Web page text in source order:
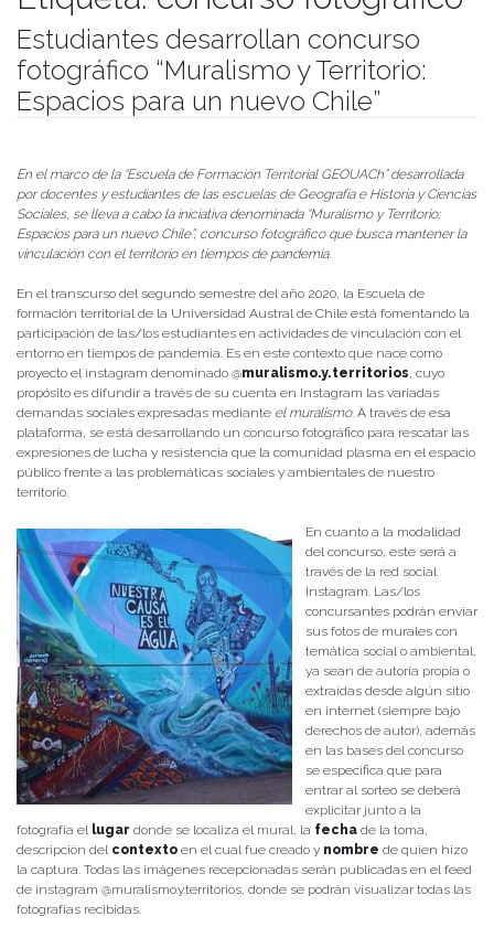
Estudiantes desarrollan concurso
fotográfico “Muralismo y Territorio:
Espacios para un nuevo Chile”
En el marco de la “Escuela de Formación Territorial GEOUACh” desarrollada
por docentes y estudiantes de las escuelas de Geografía e Historia y Ciencias
Sociales, se lleva a cabo la iniciativa denominada “Muralismo y Territorio:
Espacios para un nuevo Chile”, concurso fotográfico que busca mantener la
vinculación con el territorio en tiempos de pandemia.
En el transcurso del segundo semestre del año 2020, la Escuela de
formación territorial de la Universidad Austral de Chile está fomentando la
participación de las/los estudiantes en actividades de vinculación con el
entorno en tiempos de pandemia. Es en este contexto que nace como
proyecto el instagram denominado @muralismo.y.territorios, cuyo
propósito es difundir a través de su cuenta en Instagram las variadas
demandas sociales expresadas mediante el muralismo. A través de esa
plataforma, se está desarrollando un concurso fotográfico para rescatar las
expresiones de lucha y resistencia que la comunidad plasma en el espacio
público frente a las problemáticas sociales y ambientales de nuestro
territorio.
En cuanto a la modalidad
del concurso, este será a
través de la red social
Instagram. Las/los
concursantes podrán enviar
sus fotos de murales con
temática social o ambiental,
ya sean de autoría propia o
extraídas desde algún sitio
en internet (siempre bajo
derechos de autor), además
en las bases del concurso
se especifica que para
entrar al sorteo se deberá
explicitar junto a la
fotografía el lugar donde se localiza el mural, la fecha de la toma,
descripción del contexto en el cual fue creado y nombre de quien hizo
la captura. Todas las imágenes recepcionadas serán publicadas en el feed
de instagram @muralismo.y.territorios, donde se podrán visualizar todas las
fotografías recibidas.